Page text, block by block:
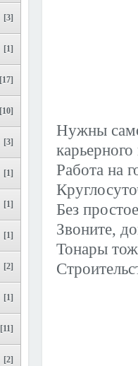
[3]
[1]
[17]
[10]
[3]
[1]
[1]
[1]
[2]
[1]
[11]
[2]
Нужны
карьерного
Работа на
Без
Звоните,
Тонары